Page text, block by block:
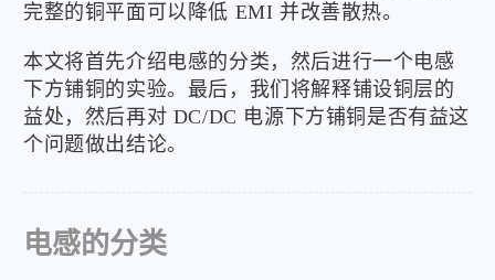
完整的铜平面可以降低 EMI 并改善散热。
本文将首先介绍电感的分类，然后进行一个电感
下方铺铜的实验。最后，我们将解释铺设铜层的
益处，然后再对 DC/DC 电源下方铺铜是否有益这
个问题做出结论。
电感的分类